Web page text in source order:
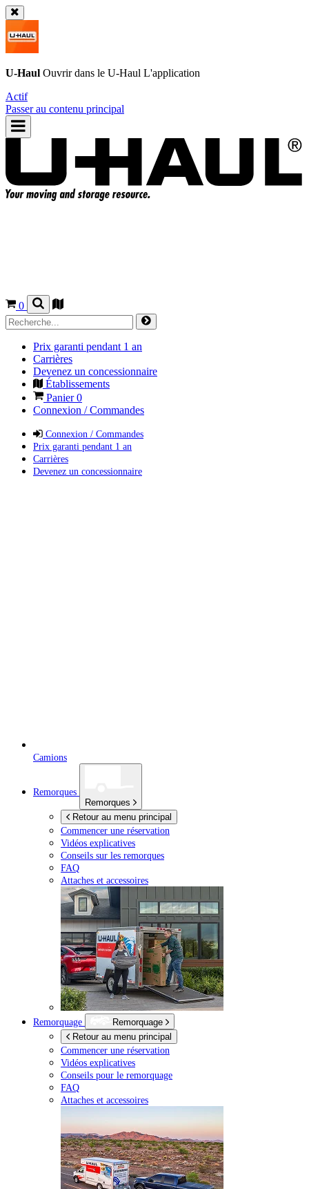
U-Haul Ouvrir dans le U-Haul L'application
Actif
Passer au contenu principal
0
Prix garanti pendant 1 an
Carrières
Devenez un concessionnaire
Établissements
Panier0
Connexion / Commandes
Connexion / Commandes
Prix garanti pendant 1 an
Carrières
Devenez un concessionnaire
Camions
Remorques
Remorques
Retour au menu principal
Commencer une réservation
Vidéos explicatives
Conseils sur les remorques
FAQ
Attaches et accessoires
Remorquage
Remorquage
Retour au menu principal
Commencer une réservation
Vidéos explicatives
Conseils pour le remorquage
FAQ
Attaches et accessoires